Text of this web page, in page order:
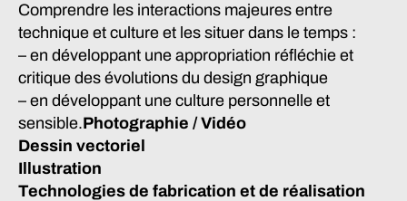
Comprendre les interactions majeures entre
technique et culture et les situer dans le temps :
– en développant une appropriation réfléchie et
critique des évolutions du design graphique
– en développant une culture personnelle et
sensible.Photographie / Vidéo
Dessin vectoriel
Illustration
Technologies de fabrication et de réalisation